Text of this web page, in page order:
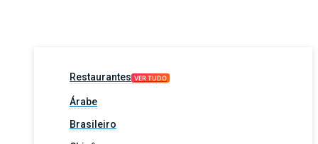
Restaurantes VER TUDO
Árabe
Brasileiro